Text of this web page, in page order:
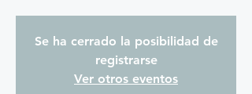
Se ha cerrado la posibilidad de
registrarse
Ver otros eventos